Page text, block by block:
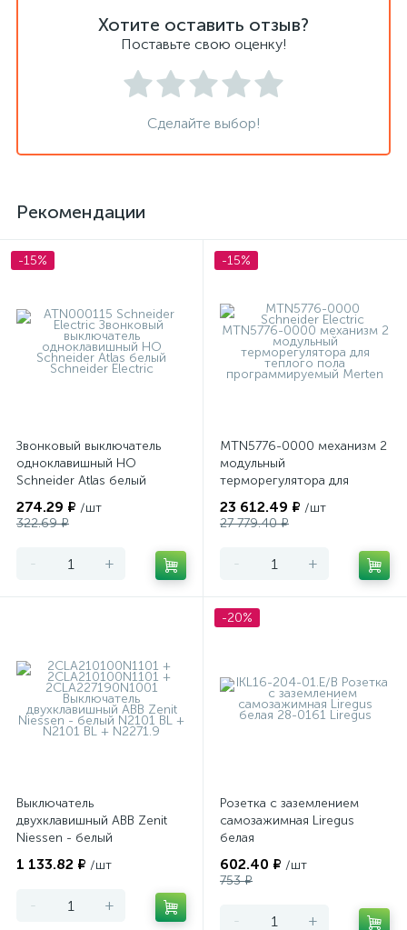
Хотите оставить отзыв?
Поставьте свою оценку!
Сделайте выбор!
Рекомендации
-15%
Звонковый выключатель
одноклавишный НО
Schneider Atlas белый
274.29 ₽ /шт
322.69 ₽
- +
-15%
MTN5776-0000 механизм 2
модульный
терморегулятора для
программируемый Merten
23 612.49 ₽ /шт
27 779.40 ₽
- +
Выключатель
двухклавишный ABB Zenit
Niessen - белый
1 133.82 ₽ /шт
- +
-20%
Розетка с заземлением
самозажимная Liregus
белая
602.40 ₽ /шт
753 ₽
- +